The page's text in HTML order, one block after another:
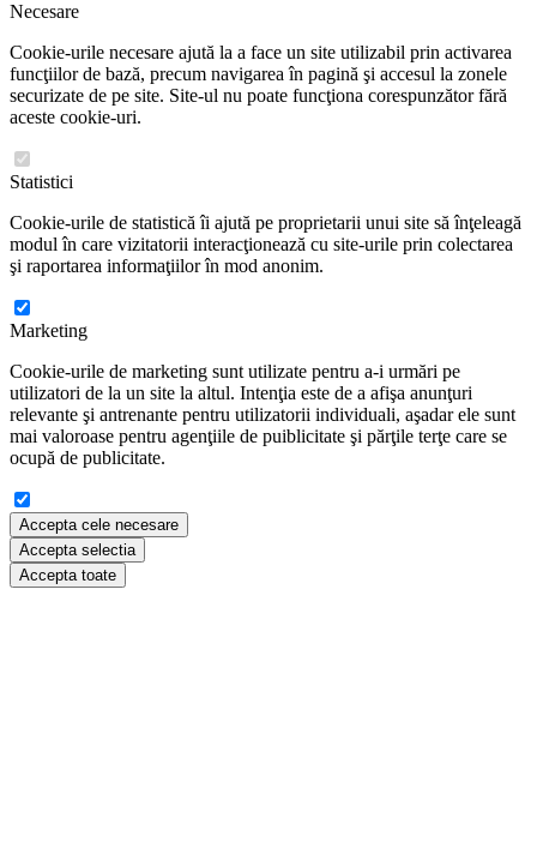
Necesare
Cookie-urile necesare ajută la a face un site utilizabil prin activarea
funcţiilor de bază, precum navigarea în pagină şi accesul la zonele
securizate de pe site. Site-ul nu poate funcţiona corespunzător fără
aceste cookie-uri.
Statistici
Cookie-urile de statistică îi ajută pe proprietarii unui site să înţeleagă
modul în care vizitatorii interacţionează cu site-urile prin colectarea
şi raportarea informaţiilor în mod anonim.
Marketing
Cookie-urile de marketing sunt utilizate pentru a-i urmări pe
utilizatori de la un site la altul. Intenţia este de a afişa anunţuri
relevante şi antrenante pentru utilizatorii individuali, aşadar ele sunt
mai valoroase pentru agenţiile de puiblicitate şi părţile terţe care se
ocupă de publicitate.
Accepta cele necesare
Accepta selectia
Accepta toate